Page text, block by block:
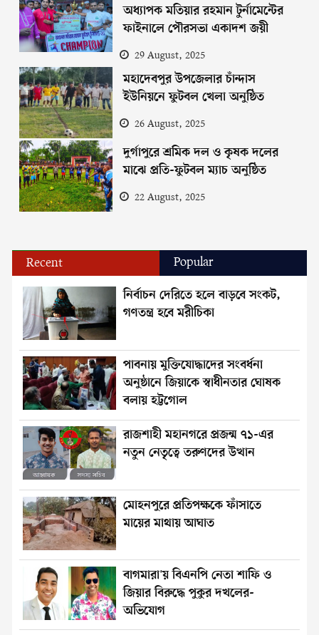
অধ্যাপক মতিয়ার রহমান টুর্নামেন্টের
ফাইনালে পৌরসভা একাদশ জয়ী
29 August, 2025
মহাদেবপুর উপজেলার চাঁন্দাস
ইউনিয়নে ফুটবল খেলা অনুষ্ঠিত
26 August, 2025
দুর্গাপুরে শ্রমিক দল ও কৃষক দলের
মাঝে প্রতি-ফুটবল ম্যাচ অনুষ্ঠিত
22 August, 2025
Recent Popular
নির্বাচন দেরিতে হলে বাড়বে সংকট,
গণতন্ত্র হবে মরীচিকা
পাবনায় মুক্তিযোদ্ধাদের সংবর্ধনা
অনুষ্ঠানে জিয়াকে স্বাধীনতার ঘোষক
বলায় হট্টগোল
রাজশাহী মহানগরে প্রজন্ম ৭১-এর
নতুন নেতৃত্বে তরুণদের উত্থান
মোহনপুরে প্রতিপক্ষকে ফাঁসাতে
মায়ের মাথায় আঘাত
বাগমারা'য় বিএনপি নেতা শাফি ও
জিয়ার বিরুদ্ধে পুকুর দখলের-
অভিযোগ